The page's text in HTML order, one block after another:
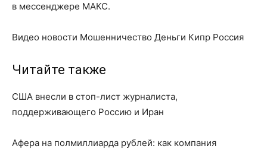
в мессенджере МАКС.
Видео новости Мошенничество Деньги Кипр Россия
Читайте также
США внесли в стоп-лист журналиста,
поддерживающего Россию и Иран
Афера на полмиллиарда рублей: как компания